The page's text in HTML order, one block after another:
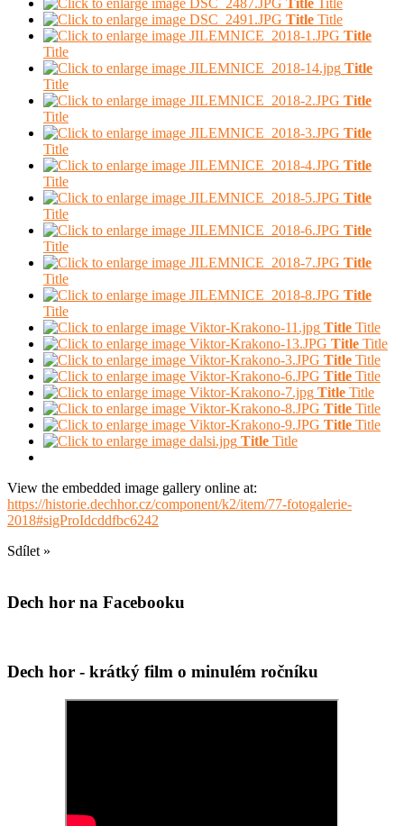
Title Title
Title Title
Title
Title
Title
Title
Title
Title
Title
Title
Title
Title
Title
Title
Title
Title
Title
Title
Title
Title
Title Title
Title Title
Title Title
Title Title
Title Title
Title Title
Title Title
Title Title
View the embedded image gallery online at:
https://historie.dechhor.cz/component/k2/item/77-fotogalerie-
2018#sigProIdcddfbc6242
Sdílet »
Dech hor na Facebooku
Dech hor - krátký film o minulém ročníku